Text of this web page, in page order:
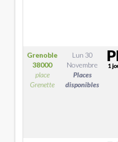
Grenoble
38000
place
Grenette
Lun 30
Novembre
Places
disponibles